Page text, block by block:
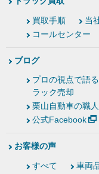
買取手順 当
コールセンター
ブログ
プロの視点で語
ラック売却
栗山自動車の職
公式Facebook
お客様の声
すべて 車両